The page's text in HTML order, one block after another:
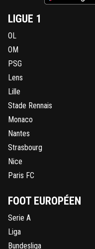
LIGUE 1
OL
OM
PSG
Lens
Lille
Stade Rennais
Monaco
Nantes
Strasbourg
Nice
Paris FC
FOOT EUROPÉEN
Serie A
Liga
Bundesliga